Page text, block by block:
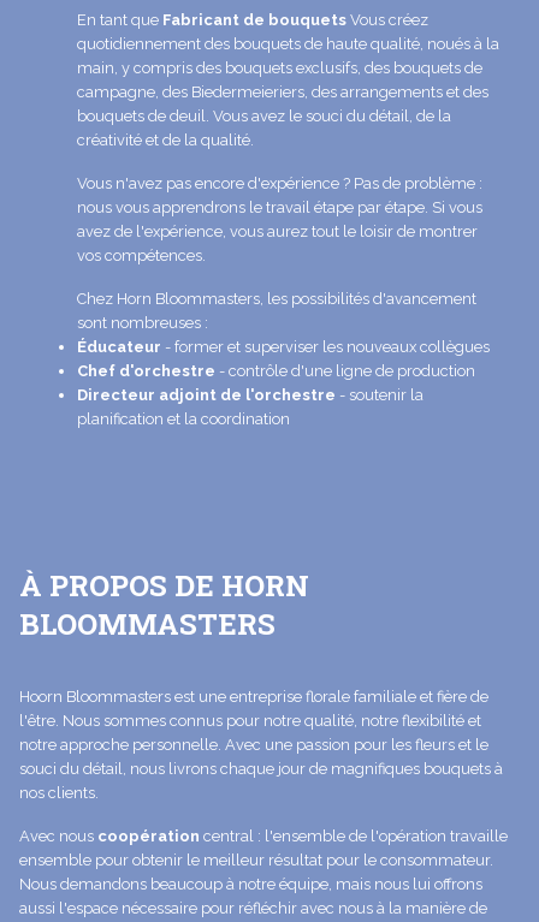
En tant que Fabricant de bouquets Vous créez
quotidiennement des bouquets de haute qualité, noués à la
main, y compris des bouquets exclusifs, des bouquets de
campagne, des Biedermeieriers, des arrangements et des
bouquets de deuil. Vous avez le souci du détail, de la
créativité et de la qualité.
Vous n'avez pas encore d'expérience ? Pas de problème :
nous vous apprendrons le travail étape par étape. Si vous
avez de l'expérience, vous aurez tout le loisir de montrer
vos compétences.
Chez Horn Bloommasters, les possibilités d'avancement
sont nombreuses :
Éducateur - former et superviser les nouveaux collègues
Chef d'orchestre - contrôle d'une ligne de production
Directeur adjoint de l'orchestre - soutenir la
planification et la coordination
À PROPOS DE HORN
BLOOMMASTERS
Hoorn Bloommasters est une entreprise florale familiale et fière de
l'être. Nous sommes connus pour notre qualité, notre flexibilité et
notre approche personnelle. Avec une passion pour les fleurs et le
souci du détail, nous livrons chaque jour de magnifiques bouquets à
nos clients.
Avec nous coopération central : l'ensemble de l'opération travaille
ensemble pour obtenir le meilleur résultat pour le consommateur.
Nous demandons beaucoup à notre équipe, mais nous lui offrons
aussi l'espace nécessaire pour réfléchir avec nous à la manière de